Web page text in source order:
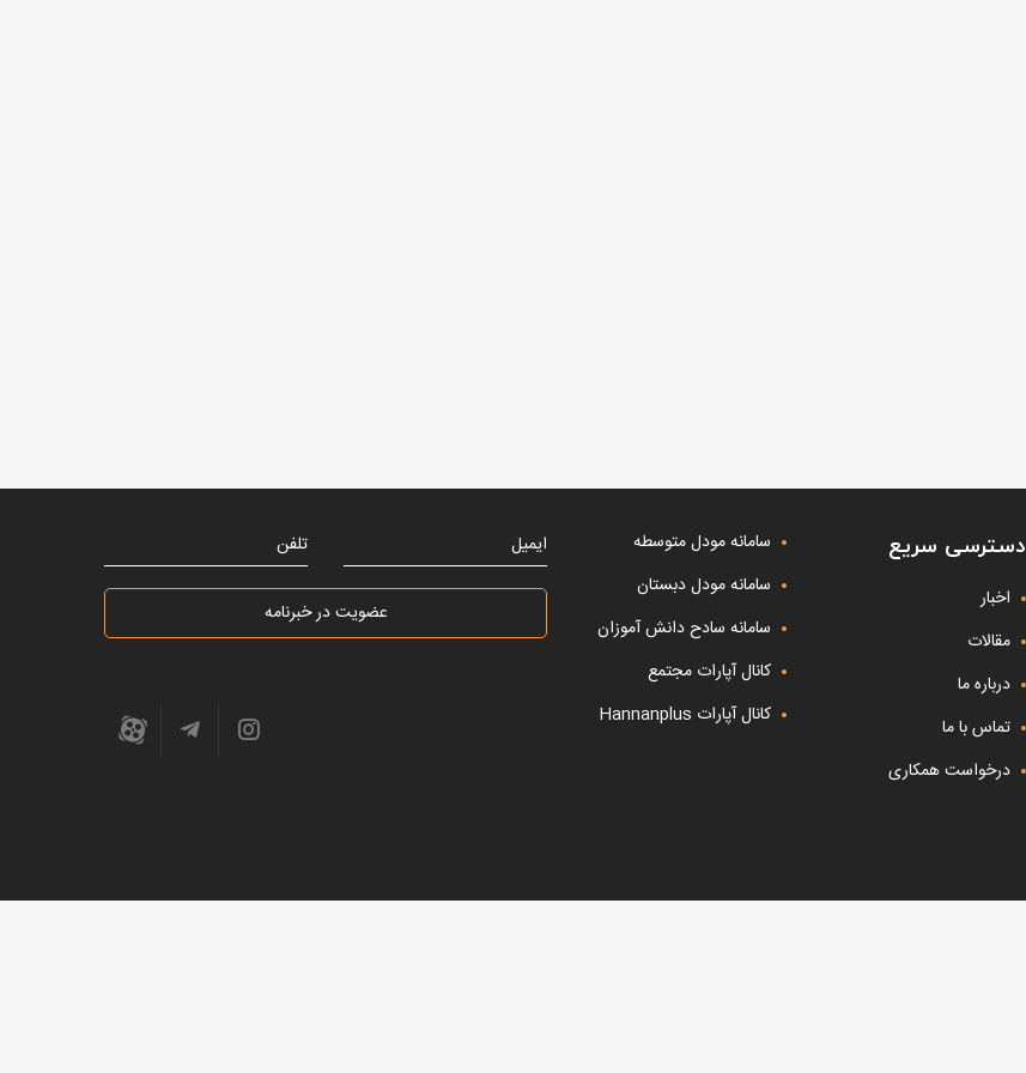
دسترسی سریع
اخبار
مقالات
درباره ما
تماس با ما
درخواست همکاری
سامانه مودل متوسطه
سامانه مودل دبستان
سامانه سادح دانش آموزان
کانال آپارات مجتمع
کانال آپارات Hannanplus
ایمیل تلفن
عضویت در خبرنامه